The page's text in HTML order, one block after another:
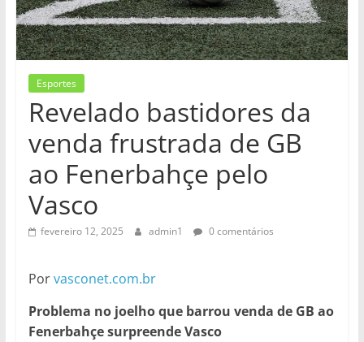
Esportes
Revelado bastidores da
venda frustrada de GB
ao Fenerbahçe pelo
Vasco
fevereiro 12, 2025 admin1 0 comentários
Porvasconet.com.br
Problema no joelho que barrou venda de GB ao
Fenerbahçe surpreende Vasco